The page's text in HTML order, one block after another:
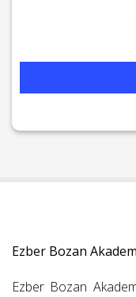
Ezber Bozan
Ezber Bozan